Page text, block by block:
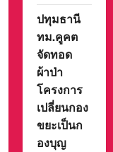
ปทุมธานี
ทม.คูคต
จัดทอด
ผ้าป่า
โครงการ
เปลี่ยนกอง
ขยะเป็นก
องบุญ